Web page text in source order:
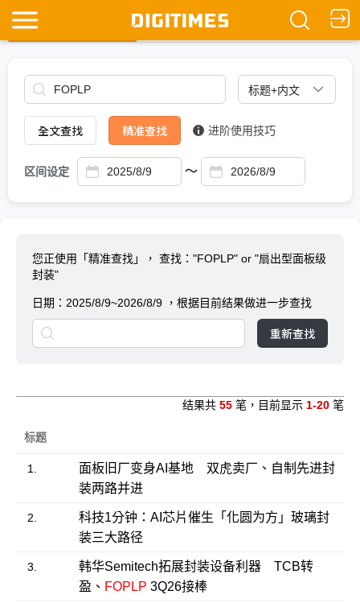
Ask DIGITIMES
全文查找 精准查找 进阶使用技巧
区间设定 ～
您正使用「精准查找」， 查找："FOPLP" or "扇出型面板级
封装"
日期： 2025/8/9~2026/8/9 ，根据目前结果做进一步查找
重新查找
结果共 55 笔，目前显示 1-20 笔
标题
1.
面板旧厂变身AI基地 双虎卖厂、自制先进封
装两路并进
2.
科技1分钟：AI芯片催生「化圆为方」玻璃封
装三大路径
3.
韩华Semitech拓展封装设备利器 TCB转
盈、 FOPLP 3Q26接棒